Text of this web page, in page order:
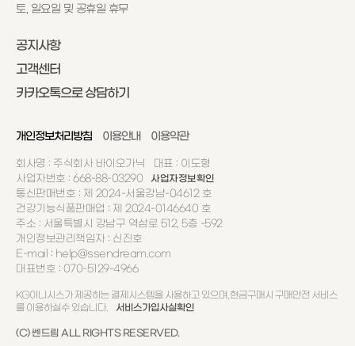
토, 일요일 및 공휴일 휴무
공지사항
고객센터
카카오톡으로 상담하기
개인정보처리방침 이용안내 이용약관
회사명 : 주식회사 바이오가닉 대표 : 이도형
사업자번호 : 668-88-03290
사업자정보확인
통신판매번호 : 제 2024-서울강남-04612 호
건강기능식품판매업 : 제 2024-0146640 호
주소 : 서울특별시 강남구 역삼로 512, 5층 -592
개인정보관리책임자 : 신진호
E-mail : help@ssendream.com
대표번호 : 070-5129-4966
KG이니시스가 제공하는 결제시스템을 사용하고 있으며, 현금구매시 구매안전 서비스
를 이용하실수 있습니다.
서비스가입사실확인
(C) 쎈드림 ALL RIGHTS RESERVED.